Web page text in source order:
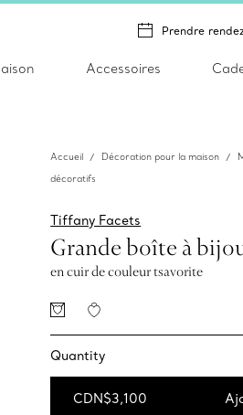
Prendre
Accessoires
Accueil Décoration pour la maison
décoratifs
Tiffany Facets
Grande boîte à
en cuir de couleur tsavorite
Quantity
CDN$3,100